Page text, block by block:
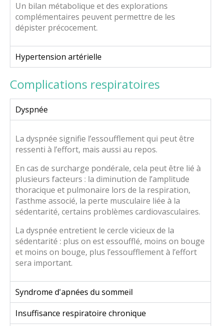
Un bilan métabolique et des explorations
complémentaires peuvent permettre de les
dépister précocement.
Hypertension artérielle
Complications respiratoires
Dyspnée
La dyspnée signifie l’essoufflement qui peut être
ressenti à l’effort, mais aussi au repos.
En cas de surcharge pondérale, cela peut être lié à
plusieurs facteurs : la diminution de l’amplitude
thoracique et pulmonaire lors de la respiration,
l’asthme associé, la perte musculaire liée à la
sédentarité, certains problèmes cardiovasculaires.
La dyspnée entretient le cercle vicieux de la
sédentarité : plus on est essoufflé, moins on bouge
et moins on bouge, plus l’essoufflement à l’effort
sera important.
Syndrome d'apnées du sommeil
Insuffisance respiratoire chronique